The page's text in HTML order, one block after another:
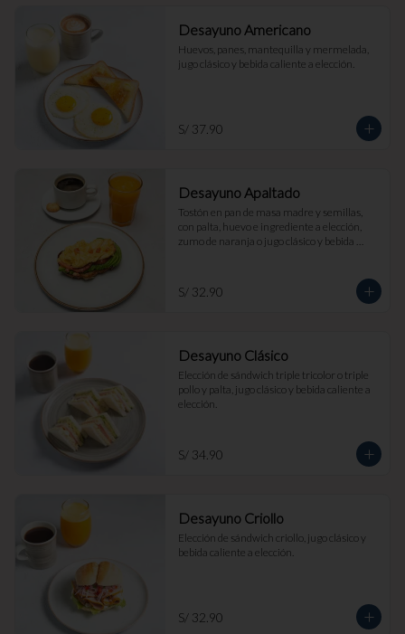
Desayuno Americano
Huevos, panes, mantequilla y mermelada,
jugo clásico y bebida caliente a elección.
S/ 37.90
Desayuno Apaltado
Tostón en pan de masa madre y semillas,
con palta, huevo e ingrediente a elección,
zumo de naranja o jugo clásico y bebida
S/ 32.90
Desayuno Clásico
Elección de sándwich triple tricolor o triple
pollo y palta, jugo clásico y bebida caliente a
elección.
S/ 34.90
Desayuno Criollo
Elección de sándwich criollo, jugo clásico y
bebida caliente a elección.
S/ 32.90